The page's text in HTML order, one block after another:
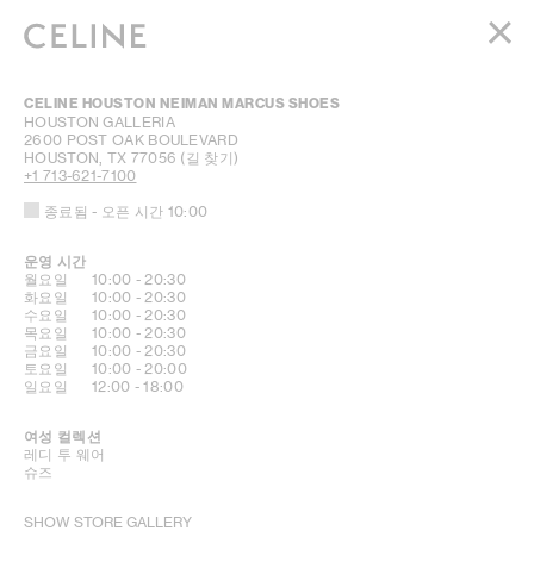
남성
오뜨 퍼퓨머리
보떼
CELINE HOUSTON NEIMAN MARCUS SHOES
HOUSTON GALLERIA
2600 POST OAK BOULEVARD
HOUSTON, TX 77056 (길 찾기)
+1 713-621-7100
종료됨 - 오픈 시간 10:00
운영 시간
요일 시간
월요일 10:00 -20:30
화요일
10:00 -20:30
수요일
10:00 -20:30
목요일
10:00 -20:30
금요일
10:00 -20:30
토요일
10:00 -20:00
일요일
12:00 -18:00
여성 컬렉션
레디 투 웨어
슈즈
SHOW STORE GALLERY